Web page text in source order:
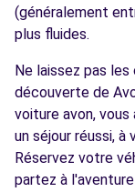
(généralement
plus fluides.
Ne laissez pas
découverte de
voiture avon,
un séjour réussi,
Réservez votre
partez à